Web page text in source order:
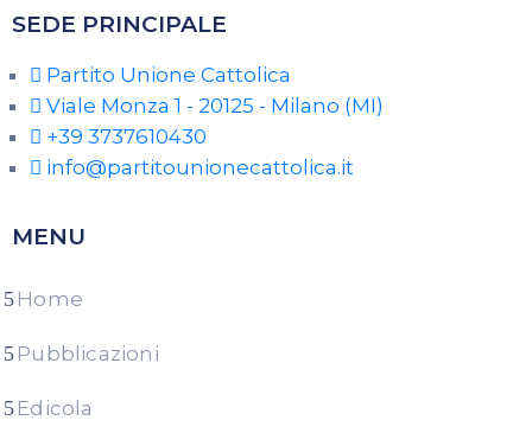
SEDE PRINCIPALE
Partito Unione Cattolica
Viale Monza 1 - 20125 - Milano (MI)
+39 3737610430
info@partitounionecattolica.it
MENU
Home
Pubblicazioni
Edicola